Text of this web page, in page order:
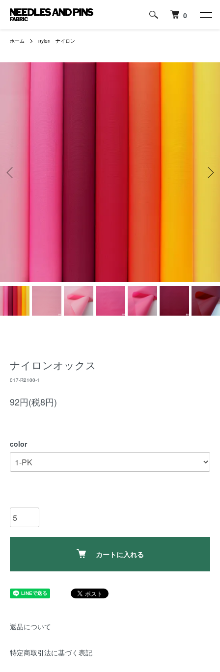
0
ホーム nylon ナイロン
ナイロンオックス
017-R2100-1
92円(税8円)
color
カートに入れる
返品について
特定商取引法に基づく表記